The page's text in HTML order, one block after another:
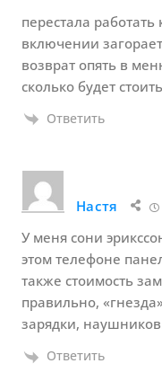
перестала
включении
возврат опять в
сколько будет
Ответить
Настя
У меня сони
этом телефоне
также стоимость
правильно,
зарядки,
Ответить